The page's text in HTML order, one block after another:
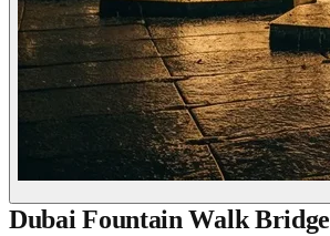
Dubai Fountain Walk Bridge